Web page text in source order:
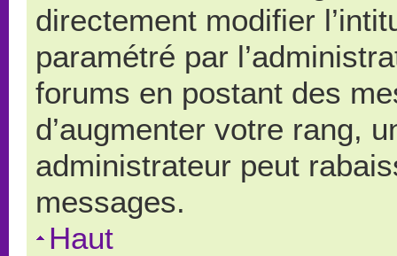
directement modifier
paramétré par
forums en postant des
d’augmenter votre rang,
administrateur peut
messages.
Haut